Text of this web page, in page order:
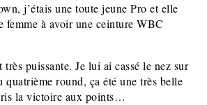
j’étais une toute jeune Pro et elle
femme à avoir une ceinture WBC
puissante. Je lui ai cassé le nez sur
quatrième round, ça été une très belle
la victoire aux points…